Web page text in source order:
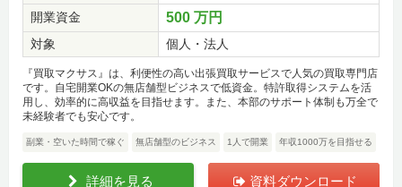
開業資金
500 万円
対象 個人・法人
『買取マクサス』は、利便性の高い出張買取サービスで人気の買取専門店
です。自宅開業OKの無店舗型ビジネスで低資金。特許取得システムを活
用し、効率的に高収益を目指せます。また、本部のサポート体制も万全で
未経験者でも安心です。
副業・空いた時間で稼ぐ 無店舗型のビジネス 1人で開業 年収1000万を目指せる
詳細を見る 資料ダウンロード